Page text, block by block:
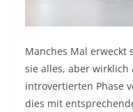
Manches Mal erweckt
sie alles, aber
introvertierten Phase
dies mit